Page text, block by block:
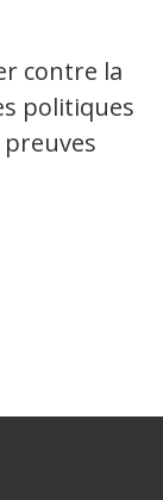
contre la
politiques